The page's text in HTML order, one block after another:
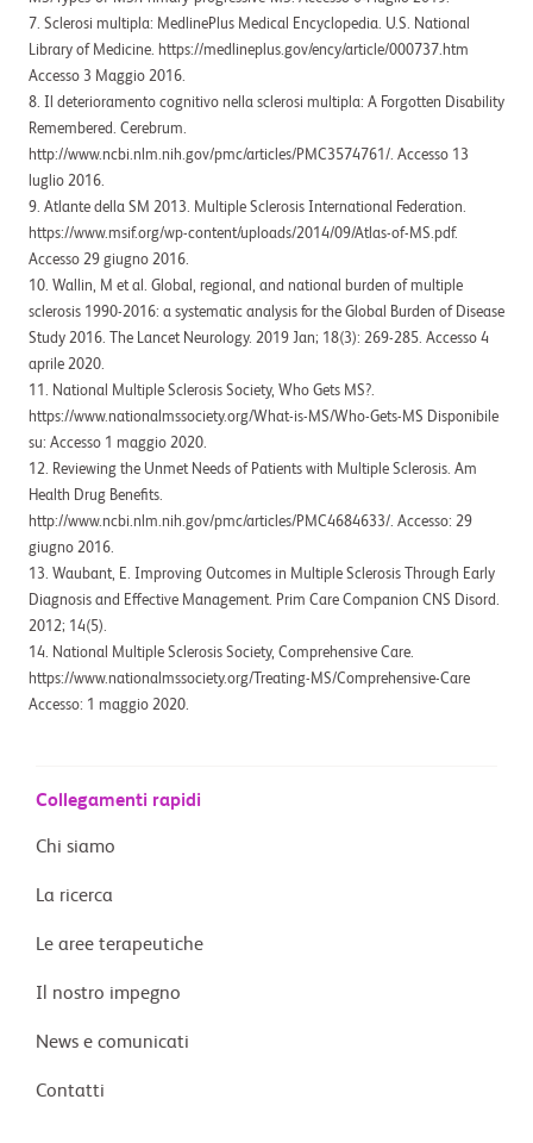
7. Sclerosi multipla: MedlinePlus Medical Encyclopedia. U.S. National
Library of Medicine. https://medlineplus.gov/ency/article/000737.htm
Accesso 3 Maggio 2016.
8. Il deterioramento cognitivo nella sclerosi multipla: A Forgotten Disability
Remembered. Cerebrum.
http://www.ncbi.nlm.nih.gov/pmc/articles/PMC3574761/. Accesso 13
luglio 2016.
9. Atlante della SM 2013. Multiple Sclerosis International Federation.
https://www.msif.org/wp-content/uploads/2014/09/Atlas-of-MS.pdf.
Accesso 29 giugno 2016.
10. Wallin, M et al. Global, regional, and national burden of multiple
sclerosis 1990-2016: a systematic analysis for the Global Burden of Disease
Study 2016. The Lancet Neurology. 2019 Jan; 18(3): 269-285. Accesso 4
aprile 2020.
11. National Multiple Sclerosis Society, Who Gets MS?.
https://www.nationalmssociety.org/What-is-MS/Who-Gets-MS Disponibile
su: Accesso 1 maggio 2020.
12. Reviewing the Unmet Needs of Patients with Multiple Sclerosis. Am
Health Drug Beneﬁts.
http://www.ncbi.nlm.nih.gov/pmc/articles/PMC4684633/. Accesso: 29
giugno 2016.
13. Waubant, E. Improving Outcomes in Multiple Sclerosis Through Early
Diagnosis and Eﬀective Management. Prim Care Companion CNS Disord.
2012; 14(5).
14. National Multiple Sclerosis Society, Comprehensive Care.
https://www.nationalmssociety.org/Treating-MS/Comprehensive-Care
Accesso: 1 maggio 2020.
Collegamenti rapidi
Chi siamo
La ricerca
Le aree terapeutiche
Il nostro impegno
News e comunicati
Contatti